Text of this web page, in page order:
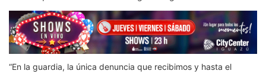
“En la guardia, la única denuncia que recibimos y hasta el